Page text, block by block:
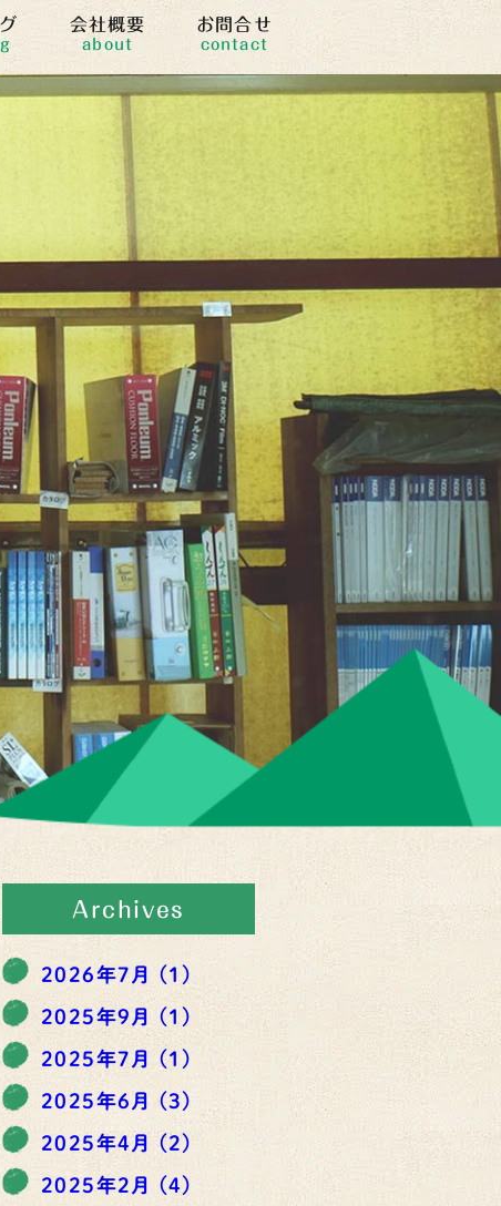
会社概要
about
お問合せ
contact
Archives
2026年7月 (1)
2025年9月 (1)
2025年7月 (1)
2025年6月 (3)
2025年4月(2)
2025年2月 (4)